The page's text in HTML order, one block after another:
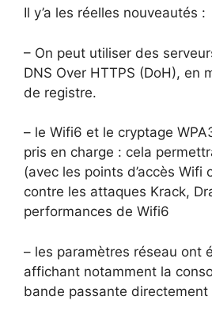
Il y’a les réelles nouveautés :
– On peut utiliser des
DNS Over HTTPS (DoH), en
de registre.
– le Wifi6 et le cryptage
pris en charge : cela
(avec les points d’accès Wifi
contre les attaques Krack,
performances de Wifi6
– les paramètres réseau ont
affichant notamment la
bande passante directement